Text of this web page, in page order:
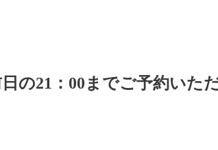
の21 ： 00までご予約いた